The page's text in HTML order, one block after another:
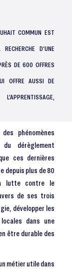
COMMUN EST
D’UNE
DE 600 OFFRES
OFFRE AUSSI DE
phénomènes
dérèglement
ces dernières
depuis plus de 80
lutte contre le
de ses trois
développer les
dans une
être durable des
métier utile dans